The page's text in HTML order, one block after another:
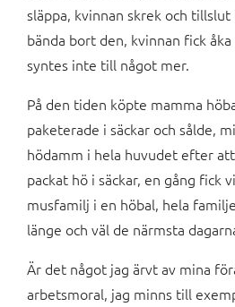
släppa, kvinnan skrek och tillslut
bända bort den, kvinnan fick
syntes inte till något mer.
På den tiden köpte mamma
paketerade i säckar och sålde,
hödamm i hela huvudet efter
packat hö i säckar, en gång fick
musfamilj i en höbal, hela
länge och väl de närmsta
Är det något jag ärvt av mina
arbetsmoral, jag minns till